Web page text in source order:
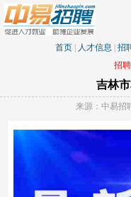
首页
人才信息 招
招
吉林
来源：中易招